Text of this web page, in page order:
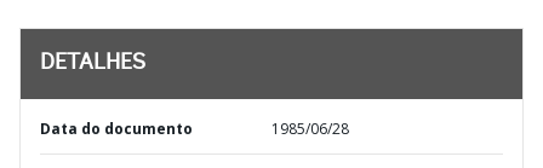
DETALHES
Data do documento 1985/06/28